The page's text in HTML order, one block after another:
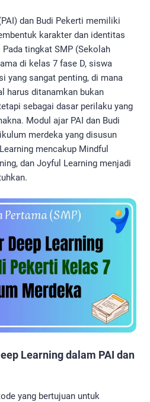
dan Budi Pekerti memiliki
karakter dan identitas
tingkat SMP (Sekolah
di kelas 7 fase D, siswa
yang sangat penting, di mana
harus ditanamkan bukan
sebagai dasar perilaku yang
Modul ajar PAI dan Budi
merdeka yang disusun
mencakup Mindful
dan Joyful Learning menjadi
Learning dalam PAI dan
yang bertujuan untuk